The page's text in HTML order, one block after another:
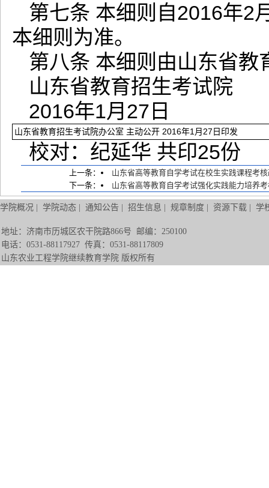
第七条 本细则自2016年2
本细则为准。
第八条 本细则由山东省教
山东省教育招生考试院
2016年1月27日
山东省教育招生考试院办公室 主动公开 2016年1月27日印发
校对：纪延华 共印25份
上一条：
山东省高等教育自学考试在校生实践课程考
下一条：
山东省高等教育自学考试强化实践能力培养
学院概况 学院动态 通知公告 招生信息 规章制度 资源下载 学
地址：济南市历城区农干院路866号 邮编：250100
电话：0531-88117927 传真：0531-88117809
山东农业工程学院继续教育学院 版权所有